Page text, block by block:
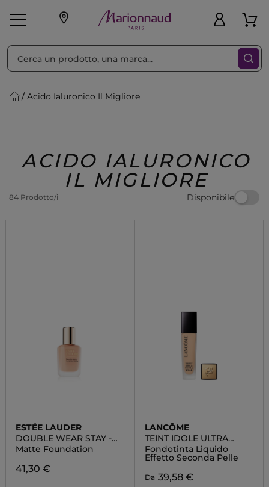
Make-up Profumi
Regalo
Acido Ialuronico Il Migliore
ACIDO IALURONICO
IL MIGLIORE
84 Prodotto/i Disponibile
Ordina per Filtra
ESTÉE LAUDER
DOUBLE WEAR STAY -
IN- PLACE MATTE
FOUNDATION
Matte Foundation
41,30 €
LANCÔME
TEINT IDOLE ULTRA
WEAR
Fondotinta Liquido
Effetto Seconda Pelle
Da 39,58 €